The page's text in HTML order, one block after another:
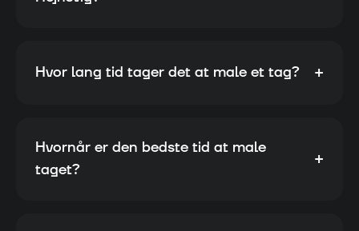
Hvor lang tid tager det at male et tag? +
Hvornår er den bedste tid at male
taget?
+